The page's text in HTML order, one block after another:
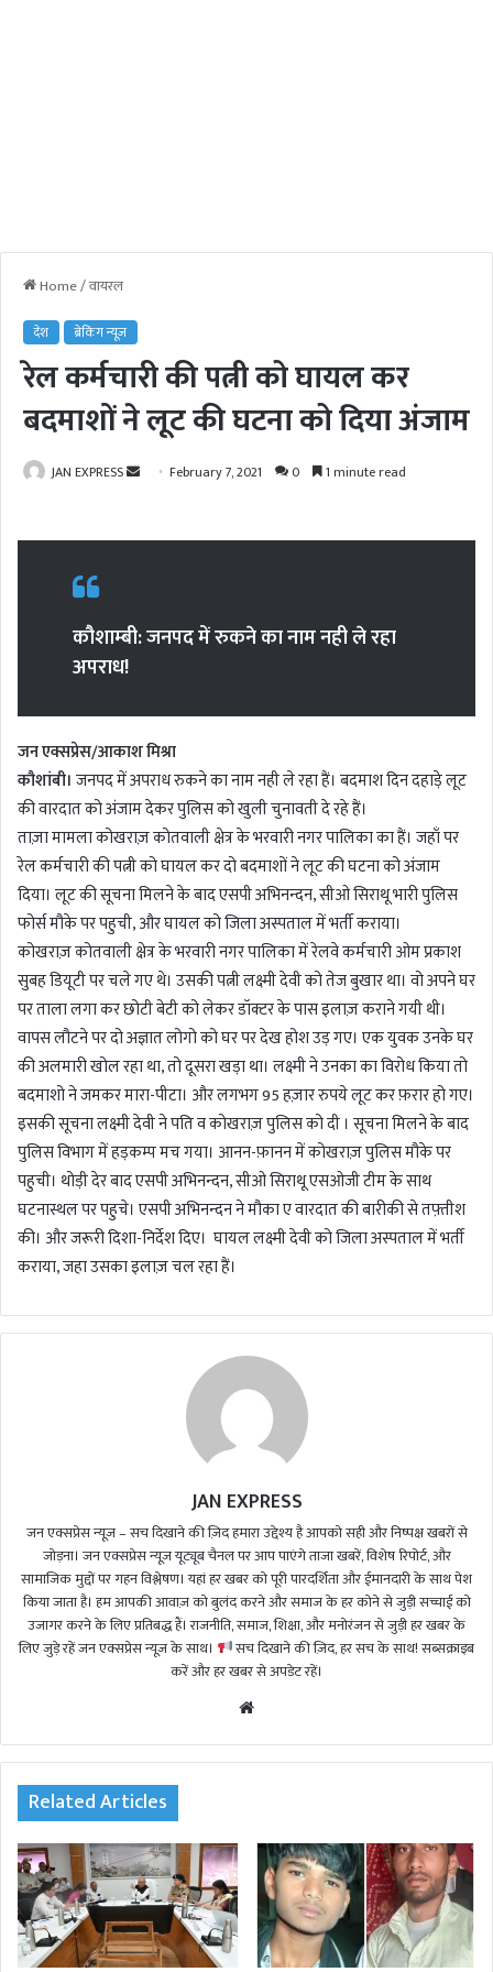
Home/वायरल
देश ब्रेकिंग न्यूज़
रेल कर्मचारी की पत्नी को घायल कर
बदमाशों ने लूट की घटना को दिया अंजाम
JAN EXPRESS
e
February 7, 2021 0 1 minute read
कौशाम्बी: जनपद में रुकने का नाम नही ले रहा
अपराध!
जन एक्सप्रेस/आकाश मिश्रा
कौशांबी। जनपद में अपराध रुकने का नाम नही ले रहा हैं। बदमाश दिन दहाड़े लूट
की वारदात को अंजाम देकर पुलिस को खुली चुनावती दे रहे हैं।
ताज़ा मामला कोखराज़ कोतवाली क्षेत्र के भरवारी नगर पालिका का हैं। जहाँ पर
रेल कर्मचारी की पत्नी को घायल कर दो बदमाशों ने लूट की घटना को अंजाम
दिया। लूट की सूचना मिलने के बाद एसपी अभिनन्दन, सीओ सिराथू भारी पुलिस
फोर्स मौके पर पहुची, और घायल को जिला अस्पताल में भर्ती कराया।
कोखराज़ कोतवाली क्षेत्र के भरवारी नगर पालिका में रेलवे कर्मचारी ओम प्रकाश
सुबह डियूटी पर चले गए थे। उसकी पत्नी लक्ष्मी देवी को तेज बुखार था। वो अपने घर
पर ताला लगा कर छोटी बेटी को लेकर डॉक्टर के पास इलाज़ कराने गयी थी।
वापस लौटने पर दो अज्ञात लोगो को घर पर देख होश उड़ गए। एक युवक उनके घर
की अलमारी खोल रहा था, तो दूसरा खड़ा था। लक्ष्मी ने उनका का विरोध किया तो
बदमाशो ने जमकर मारा-पीटा। और लगभग 95 हज़ार रुपये लूट कर फ़रार हो गए।
इसकी सूचना लक्ष्मी देवी ने पति व कोखराज़ पुलिस को दी । सूचना मिलने के बाद
पुलिस विभाग में हड़कम्प मच गया। आनन-फ़ानन में कोखराज़ पुलिस मौके पर
पहुची। थोड़ी देर बाद एसपी अभिनन्दन, सीओ सिराथू एसओजी टीम के साथ
घटनास्थल पर पहुचे। एसपी अभिनन्दन ने मौका ए वारदात की बारीकी से तफ़्तीश
की। और जरूरी दिशा-निर्देश दिए। घायल लक्ष्मी देवी को जिला अस्पताल में भर्ती
कराया, जहा उसका इलाज़ चल रहा हैं।
JAN EXPRESS
जन एक्सप्रेस न्यूज़ – सच दिखाने की ज़िद हमारा उद्देश्य है आपको सही और निष्पक्ष खबरों से
जोड़ना। जन एक्सप्रेस न्यूज़ यूट्यूब चैनल पर आप पाएंगे ताजा खबरें, विशेष रिपोर्ट, और
सामाजिक मुद्दों पर गहन विश्लेषण। यहां हर खबर को पूरी पारदर्शिता और ईमानदारी के साथ पेश
किया जाता है। हम आपकी आवाज़ को बुलंद करने और समाज के हर कोने से जुड़ी सच्चाई को
उजागर करने के लिए प्रतिबद्ध हैं। राजनीति, समाज, शिक्षा, और मनोरंजन से जुड़ी हर खबर के
लिए जुड़े रहें जन एक्सप्रेस न्यूज़ के साथ।
सच दिखाने की ज़िद, हर सच के साथ! सब्सक्राइब
करें और हर खबर से अपडेट रहें।
te
Related Articles